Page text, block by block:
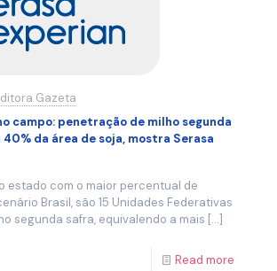
Gazeta
campo: penetração de milho segunda
da área de soja, mostra Serasa
estado com o maior percentual de
Brasil, são 15 Unidades Federativas
segunda safra, equivalendo a mais […]
Read more